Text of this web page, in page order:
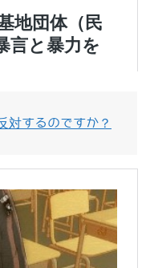
対するのですか？